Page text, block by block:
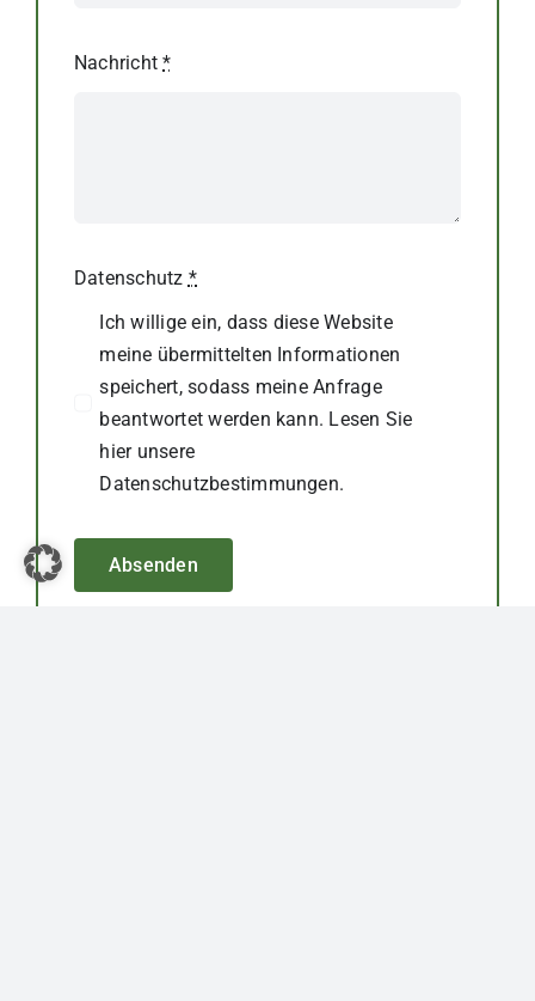
Nachricht*
Datenschutz *
Ich willige ein, dass diese Website
meine übermittelten Informationen
speichert, sodass meine Anfrage
beantwortet werden kann. Lesen Sie
hier unsere
Datenschutzbestimmungen.
Absenden